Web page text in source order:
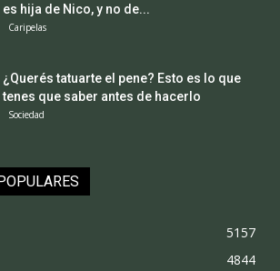
es hija de Nico, y no de...
Caripelas
¿Querés tatuarte el pene? Esto es lo que
tenes que saber antes de hacerlo
Sociedad
5157
4844